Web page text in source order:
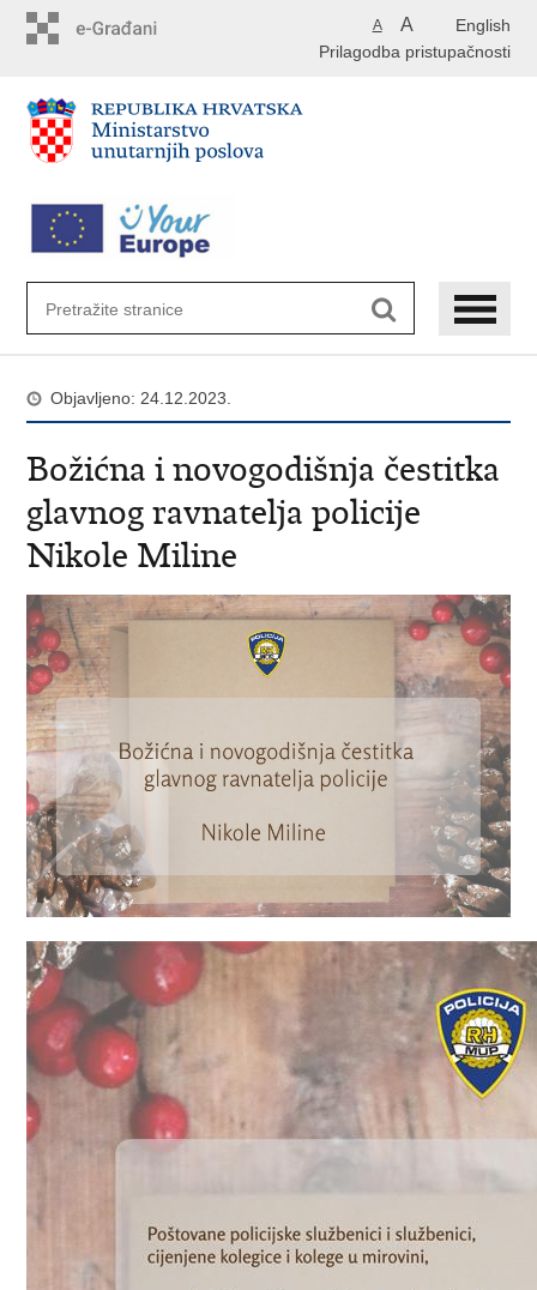
English
A A
Prilagodba pristupačnosti
Objavljeno: 24.12.2023.
Božićna i novogodišnja čestitka
glavnog ravnatelja policije
Nikole Miline